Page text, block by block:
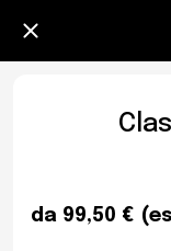
da 99,50 €